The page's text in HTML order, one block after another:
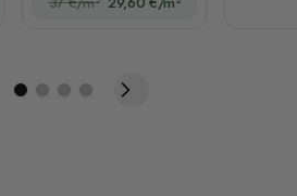
Fototapete